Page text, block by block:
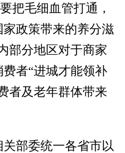
把毛细血管打通，
政策带来的养分滋
部分地区对于商家
者“进城才能领补
者及老年群体带来
部委统一各省市以